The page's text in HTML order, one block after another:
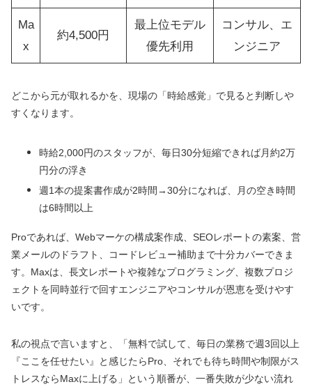
Ma
x
約4,500円
最上位モデル
優先利用
コンサル、エ
ンジニア
どこから元が取れるかを、現場の「時給感覚」で見ると判断しや
すくなります。
時給2,000円のスタッフが、毎日30分短縮できれば月約2万
円分の浮き
週1本の提案書作成が2時間→30分になれば、月の空き時間
は6時間以上
Proであれば、Webマーケの構成案作成、SEOレポートの素案、営
業メールのドラフト、コードレビュー補助まで十分カバーできま
す。Maxは、長文レポートや複雑なプログラミング、複数プロジ
ェクトを同時並行で回すエンジニアやコンサルが恩恵を受けやす
いです。
私の視点で言いますと、「無料で試して、毎日の業務で週3回以上
『ここを任せたい』と感じたらPro、それでも待ち時間や制限がス
トレスならMaxに上げる」という順番が、一番失敗が少ない流れ